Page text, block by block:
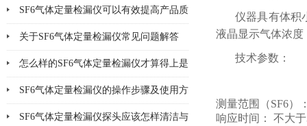
的8个因素
SF6气体定量检漏仪可以有效提高产品质
量
关于SF6气体定量检漏仪常见问题解答
怎么样的SF6气体定量检漏仪才算得上是
好产品
SF6气体定量检漏仪的操作步骤及使用方
法说明
SF6气体定量检漏仪探头应该怎样清洁与
仪器具有体积
液晶显示气体浓
技术参数：
测量范围（SF6）
响应时间： 不大